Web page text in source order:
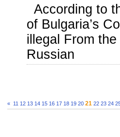
According to
of Bulgaria’s
illegal From
Russian
« 11 12 13 14 15 16 17 18 19 20 21 22 23 24